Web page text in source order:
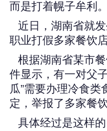
而是打着幌子牟利。
近日，湖南省就
职业打假多家餐饮
根据湖南省某市
件显示，有一对父
瓜”需要办理冷食
定，举报了多家餐饮
具体经过是这样